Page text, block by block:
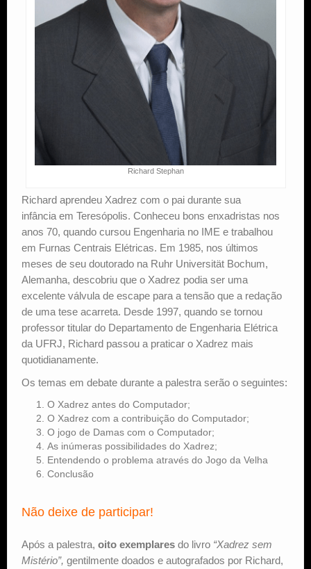
Richard Stephan
Richard aprendeu Xadrez com o pai durante sua
infância em Teresópolis. Conheceu bons enxadristas nos
anos 70, quando cursou Engenharia no IME e trabalhou
em Furnas Centrais Elétricas. Em 1985, nos últimos
meses de seu doutorado na Ruhr Universität Bochum,
Alemanha, descobriu que o Xadrez podia ser uma
excelente válvula de escape para a tensão que a redação
de uma tese acarreta. Desde 1997, quando se tornou
professor titular do Departamento de Engenharia Elétrica
da UFRJ, Richard passou a praticar o Xadrez mais
quotidianamente.
Os temas em debate durante a palestra serão o seguintes:
O Xadrez antes do Computador;
O Xadrez com a contribuição do Computador;
O jogo de Damas com o Computador;
As inúmeras possibilidades do Xadrez;
Entendendo o problema através do Jogo da Velha
Conclusão
Não deixe de participar!
Após a palestra, oito exemplares do livro “Xadrez sem
Mistério”, gentilmente doados e autografados por Richard,